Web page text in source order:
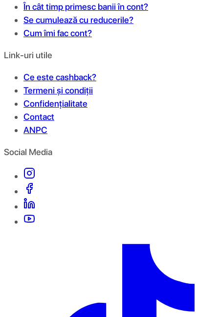
În cât timp primesc banii în cont?
Se cumulează cu reducerile?
Cum îmi fac cont?
Link-uri utile
Ce este cashback?
Termeni și condiții
Confidențialitate
Contact
ANPC
Social Media